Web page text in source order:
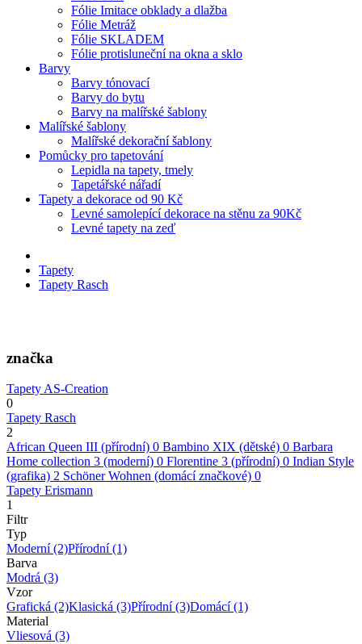
Fólie Imitace obklady a dlažba
Fólie Metráž
Fólie SKLADEM
Fólie protisluneční na okna a sklo
Barvy
Barvy tónovací
Barvy do bytu
Barvy na malířské šablony
Malířské šablony
Malířské dekorační šablony
Pomůcky pro tapetování
Lepidla na tapety, tmely
Tapetářské nářadí
Tapety a dekorace od 90 Kč
Levné samolepící dekorace na stěnu za 90Kč
Levné tapety na zeď
Tapety
Tapety Rasch
značka
Tapety AS-Creation
0
Tapety Rasch
2
African Queen III (přírodní) 0 Bambino XIX (dětské) 0 Barbara
Home collection 3 (moderní) 0 Florentine 3 (přírodní) 0 Indian Style
(grafika) 2 Schöner Wohnen (domácí značkové) 0
Tapety Erismann
1
Filtr
Typ
Moderní(2)Přírodní(1)
Barva
Modrá (3)
Vzor
Grafická (2)Klasická (3)Přírodní(3)Domácí(1)
Material
Vliesová (3)